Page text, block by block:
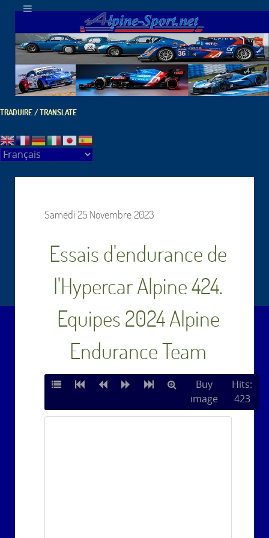
TRADUIRE / TRANSLATE
Samedi 25 Novembre 2023
Essais d'endurance de
l'Hypercar Alpine 424.
Equipes 2024 Alpine
Endurance Team
Buy
image
Hits:
423